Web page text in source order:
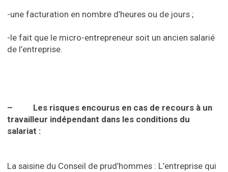
-une facturation en nombre d’heures ou de jours ;
-le fait que le micro-entrepreneur soit un ancien salarié
de l’entreprise.
– Les risques encourus en cas de recours à un
travailleur indépendant dans les conditions du
salariat :
La saisine du Conseil de prud’hommes : L’entreprise qui